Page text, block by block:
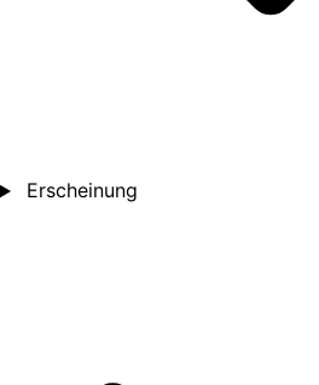
Erscheinung